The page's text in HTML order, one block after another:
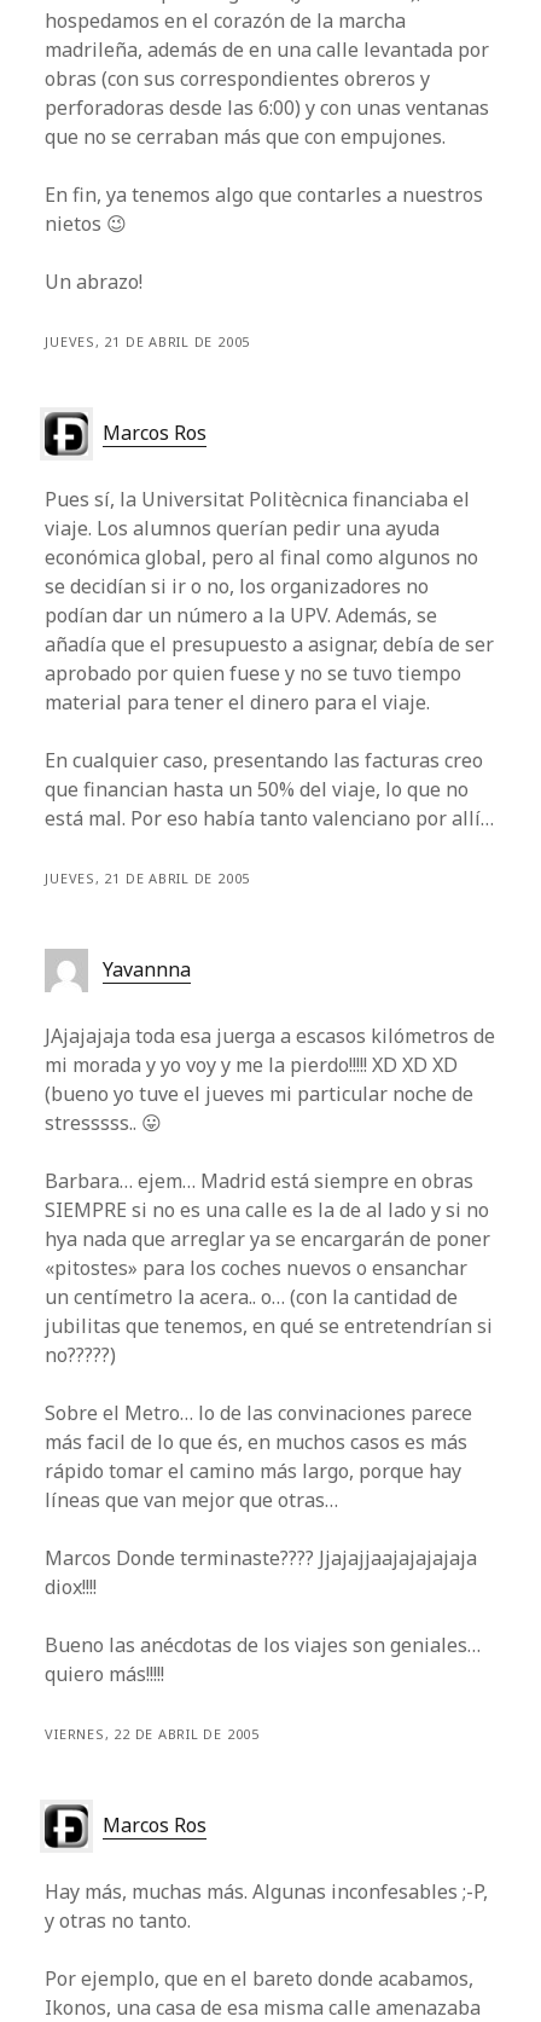
hospedamos en el corazón de la marcha
madrileña, además de en una calle levantada por
obras (con sus correspondientes obreros y
perforadoras desde las 6:00) y con unas ventanas
que no se cerraban más que con empujones.
En fin, ya tenemos algo que contarles a nuestros
nietos 😉
Un abrazo!
JUEVES, 21 DE ABRIL DE 2005
Marcos Ros
Pues sí, la Universitat Politècnica financiaba el
viaje. Los alumnos querían pedir una ayuda
económica global, pero al final como algunos no
se decidían si ir o no, los organizadores no
podían dar un número a la UPV. Además, se
añadía que el presupuesto a asignar, debía de ser
aprobado por quien fuese y no se tuvo tiempo
material para tener el dinero para el viaje.
En cualquier caso, presentando las facturas creo
que financian hasta un 50% del viaje, lo que no
está mal. Por eso había tanto valenciano por allí…
JUEVES, 21 DE ABRIL DE 2005
Yavannna
JAjajajaja toda esa juerga a escasos kilómetros de
mi morada y yo voy y me la pierdo!!!!! XD XD XD
(bueno yo tuve el jueves mi particular noche de
stresssss.. 😛
Barbara… ejem… Madrid está siempre en obras
SIEMPRE si no es una calle es la de al lado y si no
hya nada que arreglar ya se encargarán de poner
«pitostes» para los coches nuevos o ensanchar
un centímetro la acera.. o… (con la cantidad de
jubilitas que tenemos, en qué se entretendrían si
no?????)
Sobre el Metro… lo de las convinaciones parece
más facil de lo que és, en muchos casos es más
rápido tomar el camino más largo, porque hay
líneas que van mejor que otras…
Marcos Donde terminaste???? Jjajajjaajajajajaja
diox!!!!
Bueno las anécdotas de los viajes son geniales…
quiero más!!!!!
VIERNES, 22 DE ABRIL DE 2005
Marcos Ros
Hay más, muchas más. Algunas inconfesables ;-P,
y otras no tanto.
Por ejemplo, que en el bareto donde acabamos,
Ikonos, una casa de esa misma calle amenazaba